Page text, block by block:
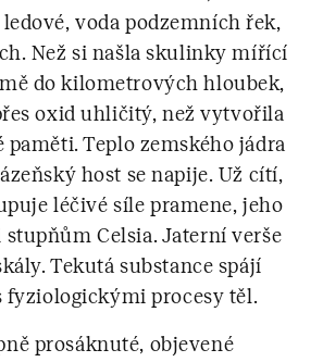
voda podzemních řek,
Než si našla skulinky mířící
do kilometrových hloubek,
oxid uhličitý, než vytvořila
paměti. Teplo zemského jádra
host se napije. Už cítí,
léčivé síle pramene, jeho
stupňům Celsia. Jaterní verše
Tekutá substance spájí
fyziologickými procesy těl.
prosáknuté, objevené